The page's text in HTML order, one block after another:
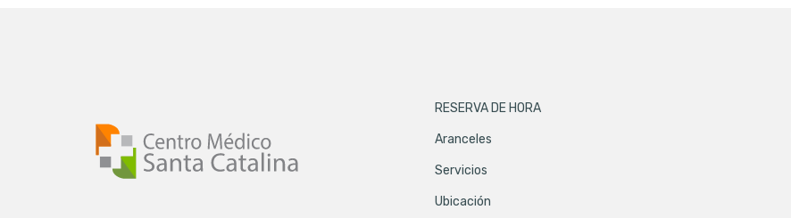
RESERVA DE HORA
Aranceles
Servicios
Ubicación